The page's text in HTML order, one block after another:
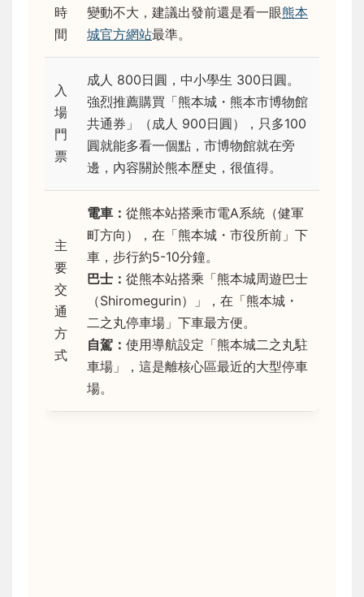
時
間
變動不大，建議出發前還是看一眼熊本
城官方網站最準。
入
場
門
票
成人 800日圓，中小學生 300日圓。
強烈推薦購買「熊本城・熊本市博物館
共通券」（成人 900日圓），只多100
圓就能多看一個點，市博物館就在旁
邊，內容關於熊本歷史，很值得。
主
要
交
通
方
式
電車： 從熊本站搭乘市電A系統（健軍
町方向），在「熊本城・市役所前」下
車，步行約5-10分鐘。
巴士： 從熊本站搭乘「熊本城周遊巴士
（Shiromegurin）」，在「熊本城・
二之丸停車場」下車最方便。
自駕： 使用導航設定「熊本城二之丸駐
車場」，這是離核心區最近的大型停車
場。